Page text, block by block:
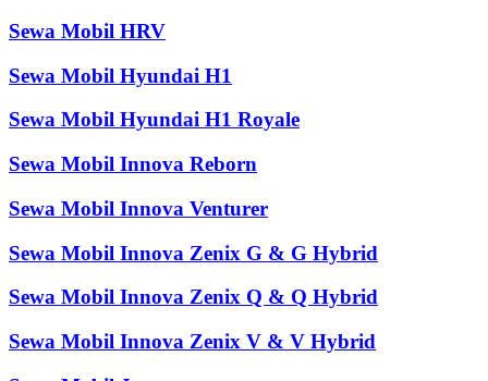
Sewa Mobil HRV
Sewa Mobil Hyundai H1
Sewa Mobil Hyundai H1 Royale
Sewa Mobil Innova Reborn
Sewa Mobil Innova Venturer
Sewa Mobil Innova Zenix G & G Hybrid
Sewa Mobil Innova Zenix Q & Q Hybrid
Sewa Mobil Innova Zenix V & V Hybrid